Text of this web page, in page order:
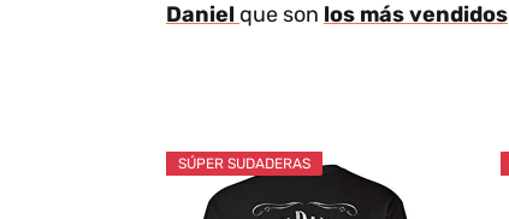
Daniel que son los más vendidos
SÚPER SUDADERAS